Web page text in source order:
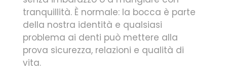
tranquillità. È normale: la bocca è parte
della nostra identità e qualsiasi
problema ai denti può mettere alla
prova sicurezza, relazioni e qualità di
vita.